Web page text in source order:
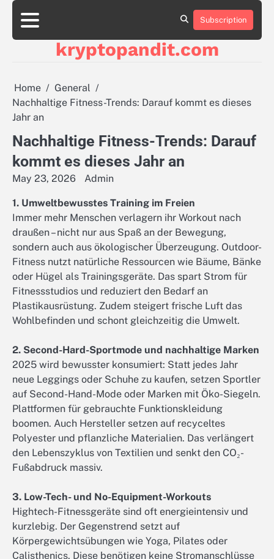
Skip
content
Subscription
kryptopandit.com
Home
General
Nachhaltige Fitness-Trends: Darauf kommt es dieses
Jahr an
Nachhaltige Fitness-Trends: Darauf
kommt es dieses Jahr an
May 23, 2026 Admin
1. Umweltbewusstes Training im Freien
Immer mehr Menschen verlagern ihr Workout nach
draußen – nicht nur aus Spaß an der Bewegung,
sondern auch aus ökologischer Überzeugung. Outdoor-
Fitness nutzt natürliche Ressourcen wie Bäume, Bänke
oder Hügel als Trainingsgeräte. Das spart Strom für
Fitnessstudios und reduziert den Bedarf an
Plastikausrüstung. Zudem steigert frische Luft das
Wohlbefinden und schont gleichzeitig die Umwelt.
2. Second-Hard-Sportmode und nachhaltige Marken
2025 wird bewusster konsumiert: Statt jedes Jahr
neue Leggings oder Schuhe zu kaufen, setzen Sportler
auf Second-Hand-Mode oder Marken mit Öko-Siegeln.
Plattformen für gebrauchte Funktionskleidung
boomen. Auch Hersteller setzen auf recyceltes
Polyester und pflanzliche Materialien. Das verlängert
den Lebenszyklus von Textilien und senkt den CO₂-
Fußabdruck massiv.
3. Low-Tech- und No-Equipment-Workouts
Hightech-Fitnessgeräte sind oft energieintensiv und
kurzlebig. Der Gegenstrend setzt auf
Körpergewichtsübungen wie Yoga, Pilates oder
Calisthenics. Diese benötigen keine Stromanschlüsse